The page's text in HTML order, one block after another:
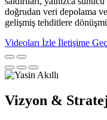
doğrudan veri depolama
gelişmiş tehditlere
Videoları İzle İletişime Geç
Vizyon &